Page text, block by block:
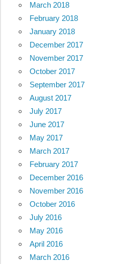
March 2018
February 2018
January 2018
December 2017
November 2017
October 2017
September 2017
August 2017
July 2017
June 2017
May 2017
March 2017
February 2017
December 2016
November 2016
October 2016
July 2016
May 2016
April 2016
March 2016